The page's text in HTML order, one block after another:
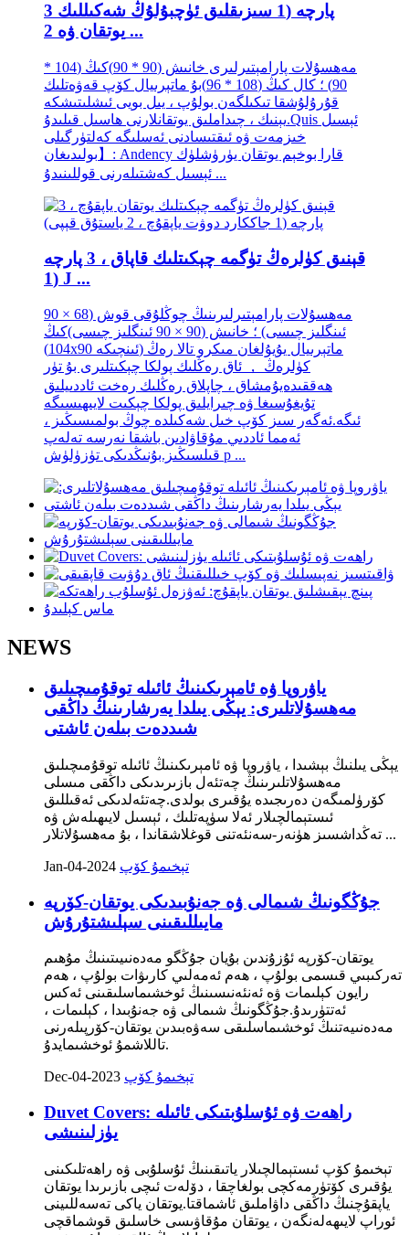
3 پارچە (1 سىزىقلىق ئۈچبۇلۇڭ شەكىللىك
يوتقان ۋە 2 ...
مەھسۇلات پارامېتىرلىرى خانىش (90 * 90)كىڭ (104 *
90) ؛ كال كىڭ (108 * 96)بۇ ماتېرىيال كۆپ قەۋەتلىك
قۇرۇلۇشقا تىكىلگەن بولۇپ ، يىل بويى ئىشلىتىشكە
يېنىك ، چىداملىق يوتقانلارنى ھاسىل قىلىدۇ.Quis ئېسىل
خىزمەت ۋە ئىقتىسادنى ئەسلىگە كەلتۈرگىلى
بولىدىغان】: Andency قارا بوخېم يوتقان يۈرۈشلۈك
ئېسىل كەشتىلەرنى قوللىنىدۇ ...
قېنىق كۈلرەڭ تۈگمە چېكىتلىك قاپاق ، 3 پارچە
(1 J ...
مەھسۇلات پارامېتىرلىرىنىڭ چوڭلۇقى قوش (68 × 90
ئىنگلىز چىسى) ؛ خانىش (90 × 90 ئىنگلىز چىسى)كىڭ
(104x90 ئىنچىكە) ماتېرىيال يۇيۇلغان مىكرو تالا رەڭ
كۈلرەڭ ， ئاق رەڭلىك پولكا چېكىتلىرى بۇ تۈر
ھەققىدەيۇمشاق ، چاپلاق رەڭلىك رەخت ئاددىيلىق
تۇيغۇسىغا ۋە چىرايلىق پولكا چېكىت لايىھىسىگە
ئىگە.ئەگەر سىز كۆپ خىل شەكىلدە چوڭ بولمىسىڭىز ،
ئەمما ئاددىي مۇقاۋادىن باشقا نەرسە تەلەپ
قىلسىڭىز.بۇنىڭدىكى تۈزۈلۈش p ...
NEWS
ياۋروپا ۋە ئامېرىكىنىڭ ئائىلە توقۇمىچىلىق
مەھسۇلاتلىرى: يېڭى يىلدا يەرشارىنىڭ داڭقى
شىددەت بىلەن ئاشتى
يېڭى يىلنىڭ بېشىدا ، ياۋروپا ۋە ئامېرىكىنىڭ ئائىلە توقۇمىچىلىق
مەھسۇلاتلىرىنىڭ چەتئەل بازىرىدىكى داڭقى مىسلى
كۆرۈلمىگەن دەرىجىدە يۇقىرى بولدى.چەتئەلدىكى ئەقىللىق
ئىستېمالچىلار ئەلا سۈپەتلىك ، ئېسىل لايىھىلەش ۋە
تەڭداشسىز ھۈنەر-سەنئەتنى قوغلاشقاندا ، بۇ مەھسۇلاتلار ...
Jan-04-2024 تېخىمۇ كۆپ
جۇڭگونىڭ شىمالى ۋە جەنۇبىدىكى يوتقان-كۆرپە
مايىللىقىنى سېلىشتۇرۇش
يوتقان-كۆرپە ئۇزۇندىن بۇيان جۇڭگو مەدەنىيىتىنىڭ مۇھىم
تەركىبىي قىسمى بولۇپ ، ھەم ئەمەلىي كارىۋات بولۇپ ، ھەم
رايون كېلىمات ۋە ئەنئەنىسىنىڭ ئوخشىماسلىقىنى ئەكس
ئەتتۈرىدۇ.جۇڭگونىڭ شىمالى ۋە جەنۇبىدا ، كېلىمات ،
مەدەنىيەتنىڭ ئوخشىماسلىقى سەۋەبىدىن يوتقان-كۆرپىلەرنى
تاللاشمۇ ئوخشىمايدۇ.
Dec-04-2023 تېخىمۇ كۆپ
Duvet Covers: راھەت ۋە ئۇسلۇبتىكى ئائىلە
يۈزلىنىشى
تېخىمۇ كۆپ ئىستېمالچىلار ياتىقىنىڭ ئۇسلۇبى ۋە راھەتلىكىنى
يۇقىرى كۆتۈرمەكچى بولغاچقا ، دۆلەت ئىچى بازىرىدا يوتقان
ياپقۇچنىڭ داڭقى داۋاملىق ئاشماقتا.يوتقان ياكى تەسەللىينى
ئوراپ لايىھەلەنگەن ، يوتقان مۇقاۋىسى خاسلىق قوشماقچى